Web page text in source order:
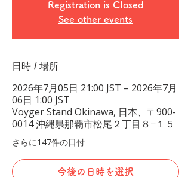
Registration is Closed
See other events
日時 / 場所
2026年7月05日 21:00 JST – 2026年7月
06日 1:00 JST
Voyger Stand Okinawa, 日本、〒900-
0014 沖縄県那覇市松尾２丁目８−１５
さらに147件の日付
今後の日時を選択